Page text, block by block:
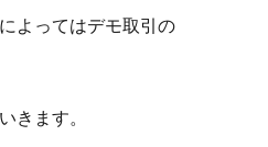
よってはデモ取引の
きます。